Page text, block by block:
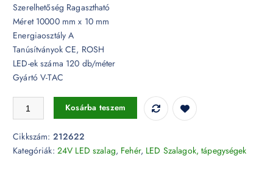
Szerelhetőség Ragasztható
Méret 10000 mm x 10 mm
Energiaosztály A
Tanúsítványok CE, ROSH
LED-ek száma 120 db/méter
Gyártó V-TAC
7,5W LED Szalag 2835 120LED/m 24V 3000K IP20 (nem vízálló) -
Kosárba teszem
Cikkszám: 212622
Kategóriák: 24V LED szalag, Fehér, LED Szalagok, tápegységek